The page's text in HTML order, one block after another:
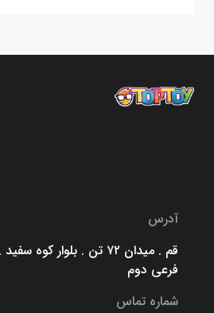
آدرس
فرعی دوم
شماره تماس